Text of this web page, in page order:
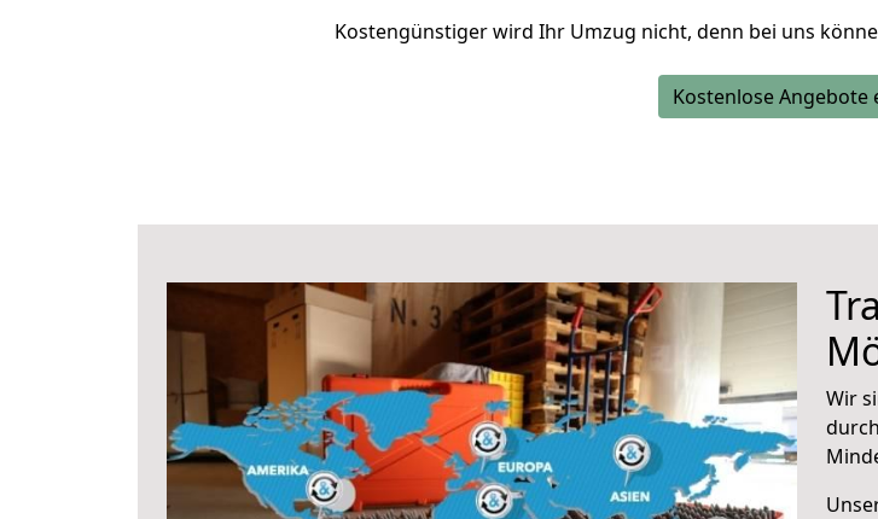
Kostengünstiger wird Ihr Umzug nicht, denn bei uns
Kostenlose Angebote
Wir